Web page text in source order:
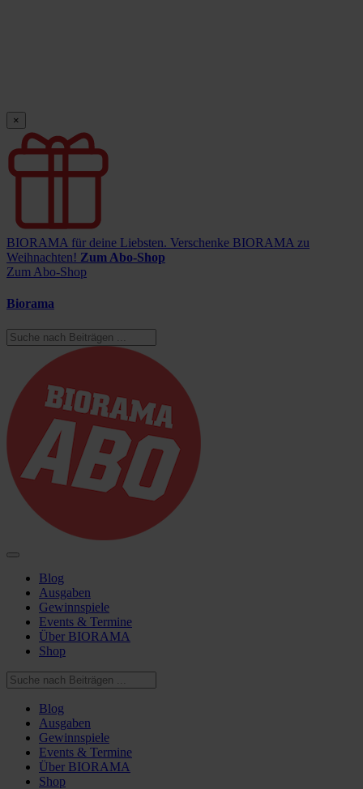
×
BIORAMA für deine Liebsten. Verschenke BIORAMA zu
Weihnachten! Zum Abo-Shop
Zum Abo-Shop
Biorama
Blog
Ausgaben
Gewinnspiele
Events & Termine
Über BIORAMA
Shop
Blog
Ausgaben
Gewinnspiele
Events & Termine
Über BIORAMA
Shop